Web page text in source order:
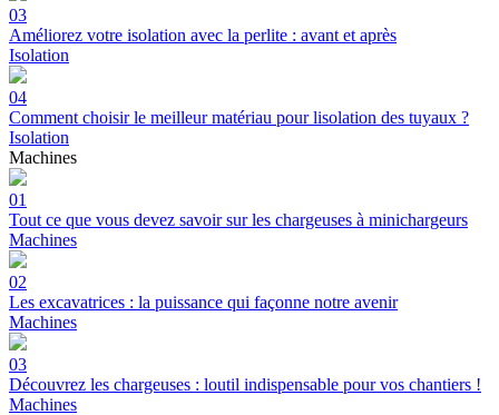
03
Améliorez votre isolation avec la perlite : avant et après
Isolation
04
Comment choisir le meilleur matériau pour lisolation des tuyaux ?
Isolation
Machines
01
Tout ce que vous devez savoir sur les chargeuses à minichargeurs
Machines
02
Les excavatrices : la puissance qui façonne notre avenir
Machines
03
Découvrez les chargeuses : loutil indispensable pour vos chantiers !
Machines